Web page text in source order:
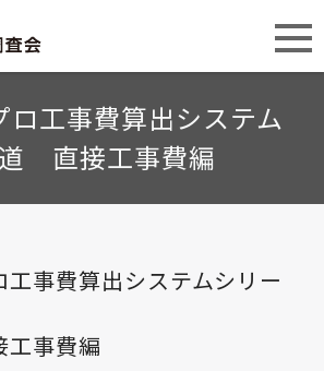
ロ工事費算出システム
直接工事費編
事費算出システムシリー
事費編